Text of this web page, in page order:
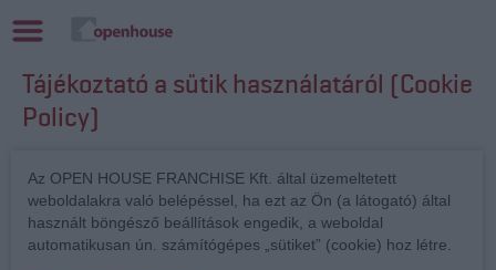
Tájékoztató a sütik használatáról (Cookie
Policy)
Az OPEN HOUSE FRANCHISE Kft. által üzemeltetett
weboldalakra való belépéssel, ha ezt az Ön (a látogató) által
használt böngésző beállítások engedik, a weboldal
automatikusan ún. számítógépes „sütiket” (cookie) hoz létre.